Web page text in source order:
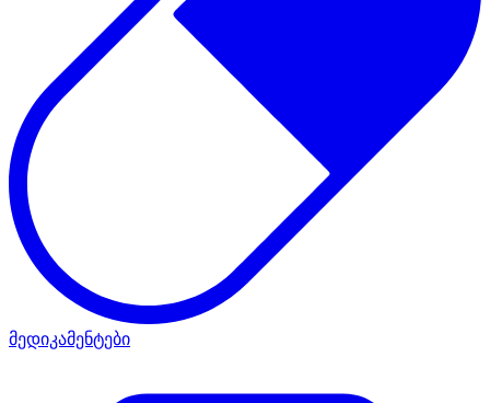
მედიკამენტები